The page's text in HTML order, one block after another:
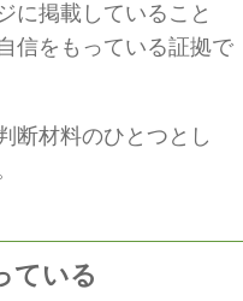
に掲載していること
信をもっている証拠で
断材料のひとつとし
ている